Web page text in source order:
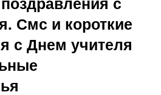
Смс и короткие
с Днем учителя